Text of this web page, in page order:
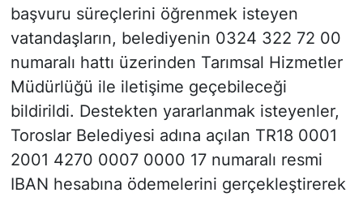
başvuru süreçlerini öğrenmek isteyen
vatandaşların, belediyenin 0324 322 72 00
numaralı hattı üzerinden Tarımsal Hizmetler
Müdürlüğü ile iletişime geçebileceği
bildirildi. Destekten yararlanmak isteyenler,
Toroslar Belediyesi adına açılan TR18 0001
2001 4270 0007 0000 17 numaralı resmi
IBAN hesabına ödemelerini gerçekleştirerek